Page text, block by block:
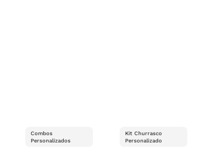
Combos
Personalizados
Kit Churrasco
Personalizado